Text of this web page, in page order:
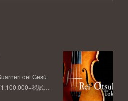
del Gesù
税試…